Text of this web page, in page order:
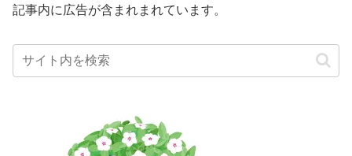
記事内に広告が含まれまれています。